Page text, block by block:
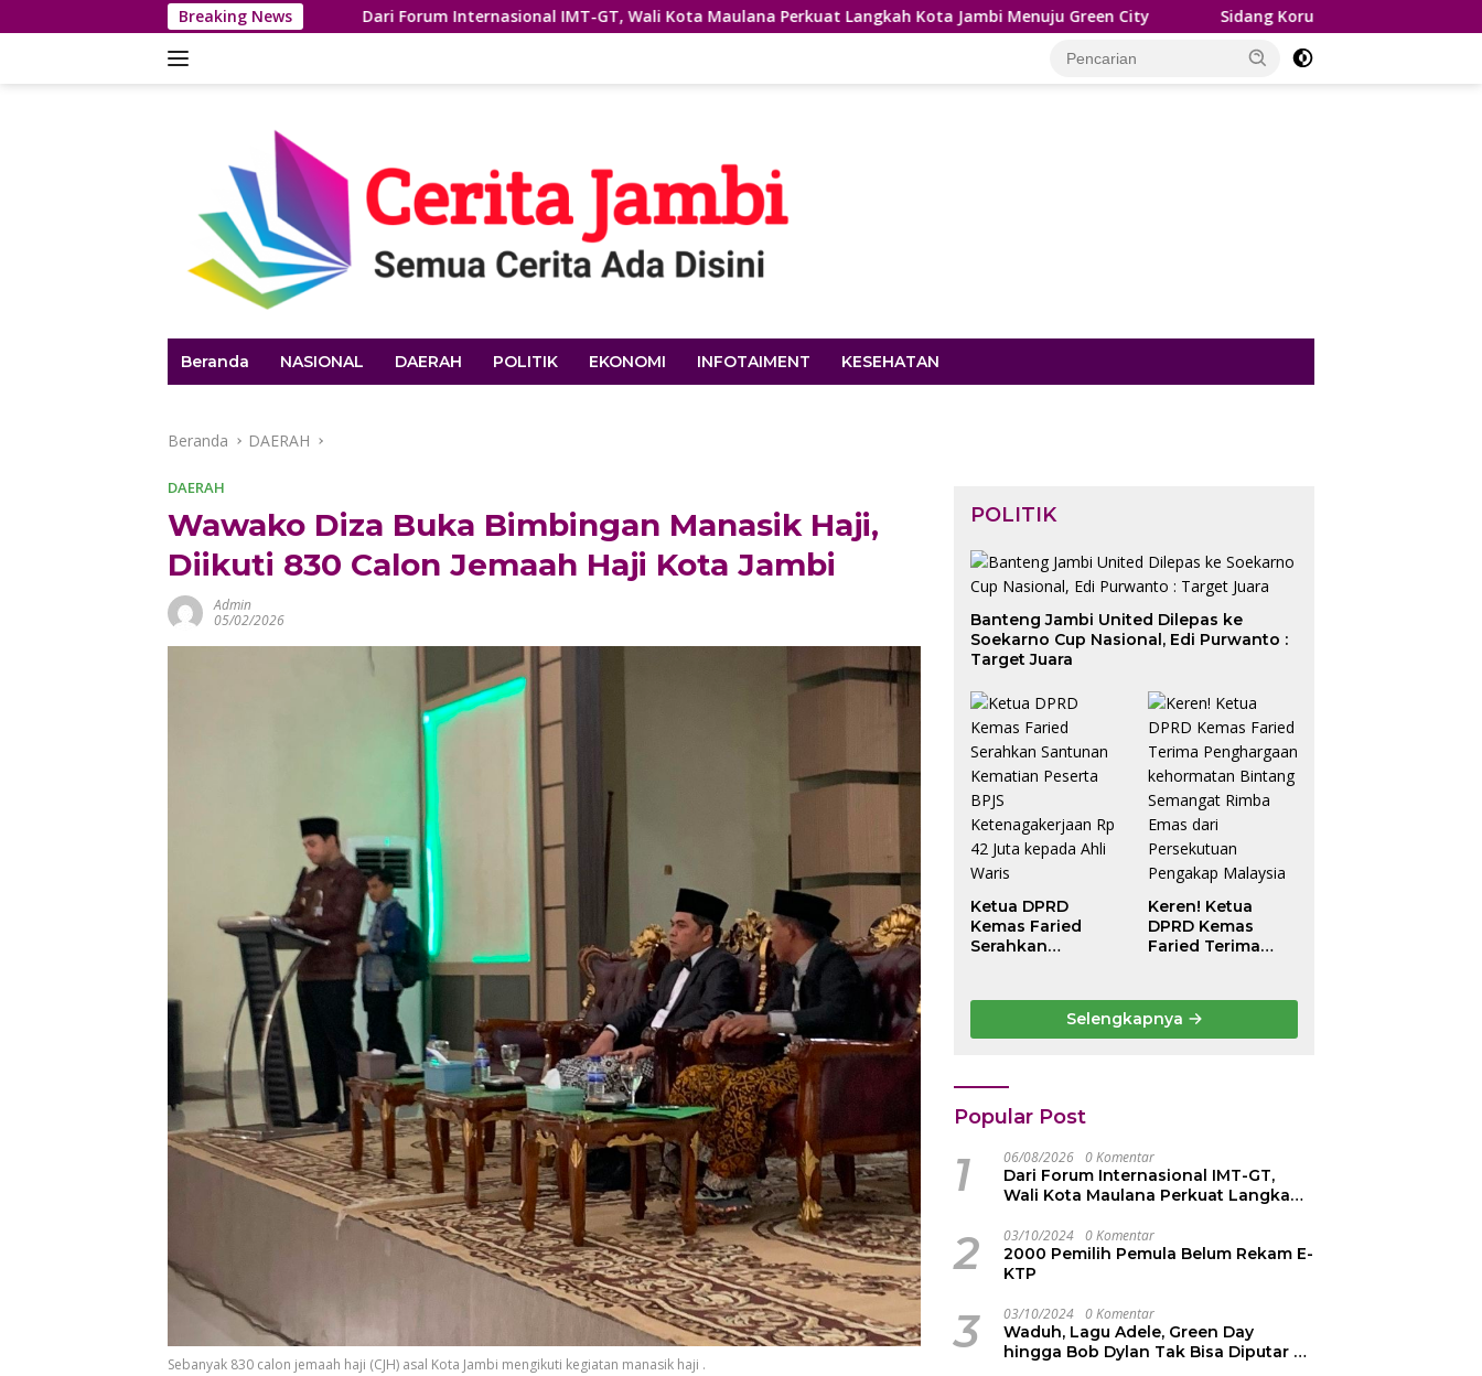
ke
Breaking News
Dari Forum Internasional IMT-GT, Wali Kota Maulana Perkuat Langkah Kota Jambi Menuju Green City Sidang Korupsi PDAM, Saksi ULP: Penyusunan HPS
Beranda NASIONAL DAERAH POLITIK EKONOMI INFOTAIMENT KESEHATAN
Beranda DAERAH
DAERAH
Wawako Diza Buka Bimbingan Manasik Haji,
Diikuti 830 Calon Jemaah Haji Kota Jambi
Admin
05/02/2026
Sebanyak 830 calon jemaah haji (CJH) asal Kota Jambi mengikuti kegiatan manasik haji .
POLITIK
Banteng Jambi United Dilepas ke
Soekarno Cup Nasional, Edi Purwanto :
Target Juara
Ketua DPRD
Kemas Faried
Serahkan
BPJS
Ketenagakerjaan
Rp 42 Juta
Keren! Ketua
DPRD Kemas
Faried Terima
Bintang
Semangat Rimba
Emas dari
Selengkapnya
Popular Post
1 06/08/2026 0 Komentar
Dari Forum Internasional IMT-GT,
Wali Kota Maulana Perkuat Langkah
2 03/10/2024 0 Komentar
2000 Pemilih Pemula Belum Rekam E-
KTP
3 03/10/2024 0 Komentar
Waduh, Lagu Adele, Green Day
hingga Bob Dylan Tak Bisa Diputar di